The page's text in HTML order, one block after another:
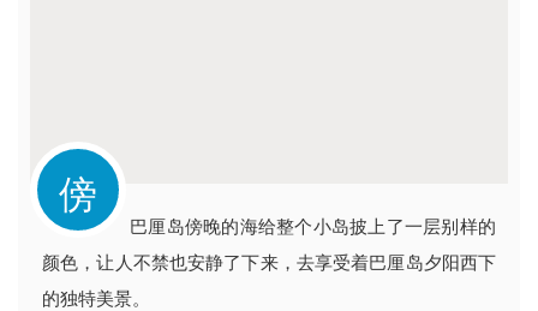
傍
巴厘岛傍晚的海给整个小岛披上了一层别样的
颜色，让人不禁也安静了下来， 去享受着巴厘岛夕阳西下
的独特美景。